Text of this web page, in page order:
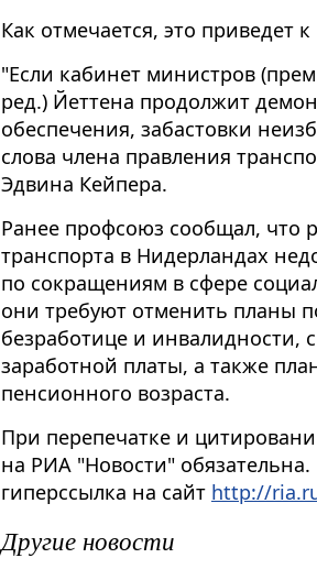
Как отмечается, это приведет
"Если кабинет министров
ред.) Йеттена продолжит
обеспечения, забастовки
слова члена правления
Эдвина Кейпера.
Ранее профсоюз сообщал, что
транспорта в Нидерландах
по сокращениям в сфере
они требуют отменить планы
безработице и
заработной платы, а также
пенсионного возраста.
При перепечатке и
на РИА "Новости"
гиперссылка на сайт http://
Другие новости